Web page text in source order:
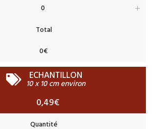
ECHANTILLON
10 x 10 cm environ
0,49€